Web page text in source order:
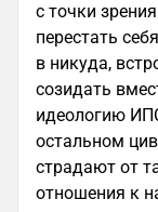
с точки
перестать
в никуда,
созидать
идеологию
остальном
страдают от
отношения к